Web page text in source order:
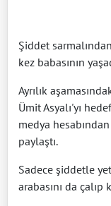
Şiddet
kez babasının
Ayrılık
Ümit Asyalı'yı
medya
paylaştı.
Sadece şiddetle
arabasını da çalıp